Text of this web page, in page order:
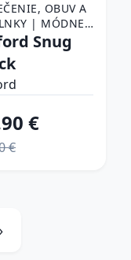
OBUV A
| MÓDNE
| ŠATKY,
A NÁKRČNÍKY |
Snug
€
€